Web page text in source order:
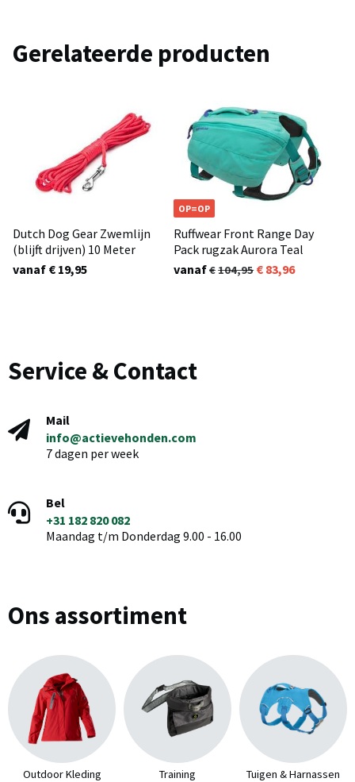
Gerelateerde producten
Dutch Dog Gear Zwemlijn
(blijft drijven) 10 Meter
vanaf € 19,95
OP=OP
Ruffwear Front Range Day
Pack rugzak Aurora Teal
vanaf
104,95 83,96
Service & Contact
Mail
info@actievehonden.com
7 dagen per week
Bel
+31 182 820 082
Maandag t/m Donderdag 9.00 - 16.00
Ons assortiment
Outdoor Kleding Training Tuigen & Harnassen